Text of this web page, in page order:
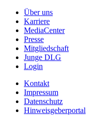
Über uns
Karriere
MediaCenter
Presse
Mitgliedschaft
Junge DLG
Login
Kontakt
Impressum
Datenschutz
Hinweisgeberportal